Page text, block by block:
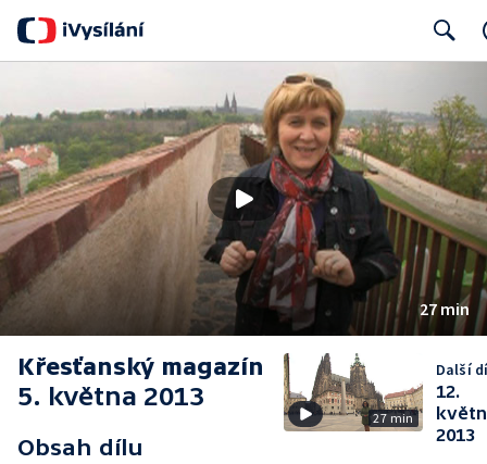
27 min
Křesťanský magazín
5. května 2013
Obsah dílu
27 min
Další
12.
2013